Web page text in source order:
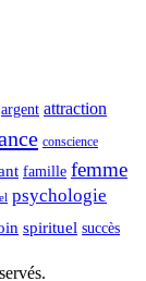
argent attraction
conscience
famille femme
psychologie
spirituel succès